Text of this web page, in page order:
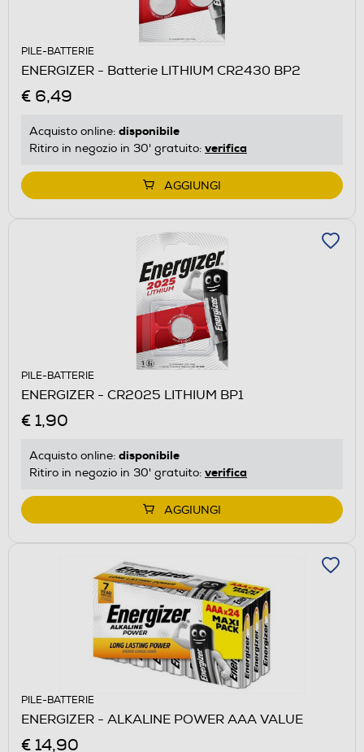
PILE-BATTERIE
ENERGIZER - Batterie LITHIUM CR2430 BP2
€ 6,49
Acquisto online: disponibile
Ritiro in negozio in 30' gratuito: verifica
AGGIUNGI
PILE-BATTERIE
ENERGIZER - CR2025 LITHIUM BP1
€ 1,90
Acquisto online: disponibile
Ritiro in negozio in 30' gratuito: verifica
AGGIUNGI
PILE-BATTERIE
ENERGIZER - ALKALINE POWER AAA VALUE
€ 14,90